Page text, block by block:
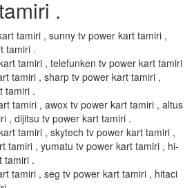
.
tamiri , sunny tv power kart tamiri ,
tamiri .
tamiri , telefunken tv power kart tamiri
tamiri , sharp tv power kart tamiri ,
tamiri .
tamiri , awox tv power kart tamiri , altus
, dijitsu tv power kart tamiri .
tamiri , skytech tv power kart tamiri ,
tamiri , yumatu tv power kart tamiri , hi-
tamiri .
tamiri , seg tv power kart tamiri , hitaci